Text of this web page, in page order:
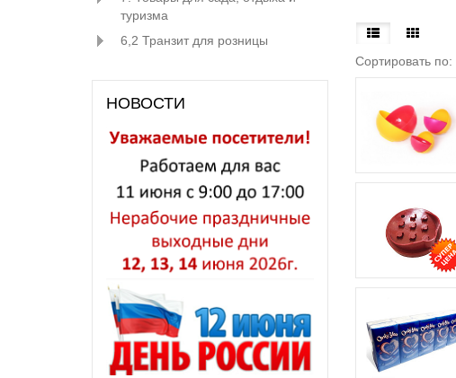
туризма
6,2 Транзит для розницы
НОВОСТИ
Сортировать по: